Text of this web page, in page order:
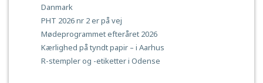
Danmark
PHT 2026 nr 2 er på vej
Mødeprogrammet efteråret 2026
Kærlighed på tyndt papir – i Aarhus
R-stempler og -etiketter i Odense